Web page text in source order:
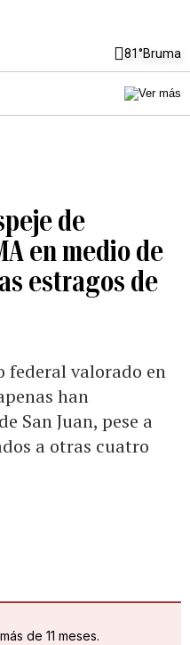
81°Bruma
de
en medio de
estragos de
federal valorado en
han
San Juan, pese a
a otras cuatro
de 11 meses.